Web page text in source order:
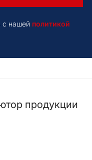
с нашей политикой
продукции